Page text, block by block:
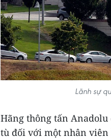
Lãnh sự
Hãng thông tấn
tù đối với một nhân